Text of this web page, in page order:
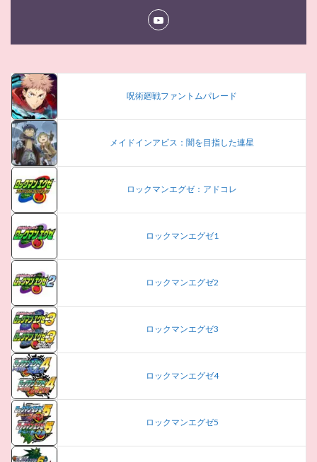
呪術廻戦ファントムパレード
メイドインアビス：闇を目指した連星
ロックマンエグゼ：アドコレ
ロックマンエグゼ1
ロックマンエグゼ2
ロックマンエグゼ3
ロックマンエグゼ4
ロックマンエグゼ5